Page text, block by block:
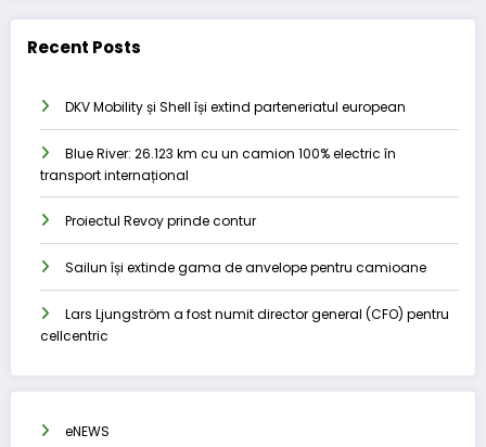
Recent Posts
DKV Mobility și Shell își extind parteneriatul european
Blue River: 26.123 km cu un camion 100% electric în
transport internațional
Proiectul Revoy prinde contur
Sailun își extinde gama de anvelope pentru camioane
Lars Ljungström a fost numit director general (CFO) pentru
cellcentric
eNEWS